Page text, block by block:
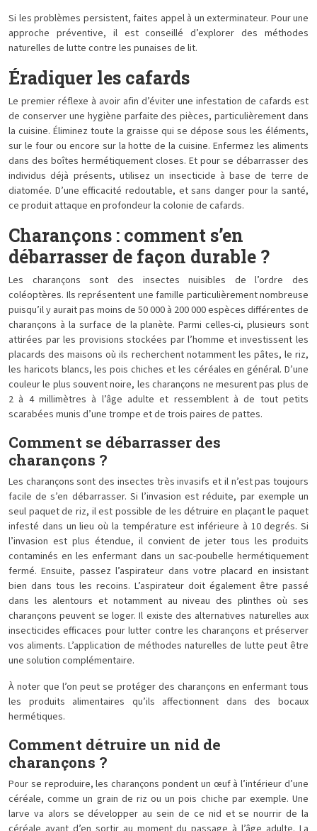
Si les problèmes persistent, faites appel à un exterminateur. Pour une
approche préventive, il est conseillé d’explorer des méthodes
naturelles de lutte contre les punaises de lit.
Éradiquer les cafards
Le premier réflexe à avoir afin d’éviter une infestation de cafards est
de conserver une hygiène parfaite des pièces, particulièrement dans
la cuisine. Éliminez toute la graisse qui se dépose sous les éléments,
sur le four ou encore sur la hotte de la cuisine. Enfermez les aliments
dans des boîtes hermétiquement closes. Et pour se débarrasser des
individus déjà présents, utilisez un insecticide à base de terre de
diatomée. D’une efficacité redoutable, et sans danger pour la santé,
ce produit attaque en profondeur la colonie de cafards.
Charançons : comment s’en
débarrasser de façon durable ?
Les charançons sont des insectes nuisibles de l’ordre des
coléoptères. Ils représentent une famille particulièrement nombreuse
puisqu’il y aurait pas moins de 50 000 à 200 000 espèces différentes de
charançons à la surface de la planète. Parmi celles-ci, plusieurs sont
attirées par les provisions stockées par l’homme et investissent les
placards des maisons où ils recherchent notamment les pâtes, le riz,
les haricots blancs, les pois chiches et les céréales en général. D’une
couleur le plus souvent noire, les charançons ne mesurent pas plus de
2 à 4 millimètres à l’âge adulte et ressemblent à de tout petits
scarabées munis d’une trompe et de trois paires de pattes.
Comment se débarrasser des
charançons ?
Les charançons sont des insectes très invasifs et il n’est pas toujours
facile de s’en débarrasser. Si l’invasion est réduite, par exemple un
seul paquet de riz, il est possible de les détruire en plaçant le paquet
infesté dans un lieu où la température est inférieure à 10 degrés. Si
l’invasion est plus étendue, il convient de jeter tous les produits
contaminés en les enfermant dans un sac-poubelle hermétiquement
fermé. Ensuite, passez l’aspirateur dans votre placard en insistant
bien dans tous les recoins. L’aspirateur doit également être passé
dans les alentours et notamment au niveau des plinthes où ses
charançons peuvent se loger. Il existe des alternatives naturelles aux
insecticides efficaces pour lutter contre les charançons et préserver
vos aliments. L’application de méthodes naturelles de lutte peut être
une solution complémentaire.
À noter que l’on peut se protéger des charançons en enfermant tous
les produits alimentaires qu’ils affectionnent dans des bocaux
hermétiques.
Comment détruire un nid de
charançons ?
Pour se reproduire, les charançons pondent un œuf à l’intérieur d’une
céréale, comme un grain de riz ou un pois chiche par exemple. Une
larve va alors se développer au sein de ce nid et se nourrir de la